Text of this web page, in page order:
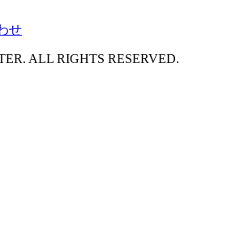
せ
ALL RIGHTS RESERVED.